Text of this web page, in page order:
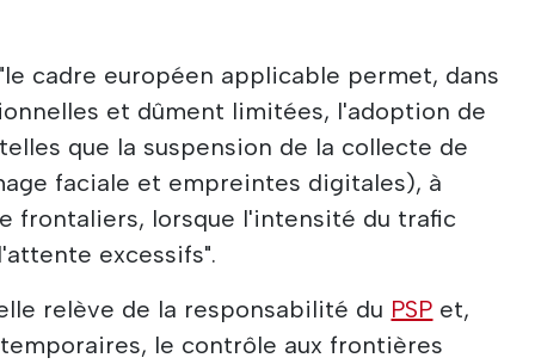
cadre européen applicable permet, dans
et dûment limitées, l'adoption de
que la suspension de la collecte de
faciale et empreintes digitales), à
frontaliers, lorsque l'intensité du trafic
excessifs".
relève de la responsabilité du PSP et,
le contrôle aux frontières